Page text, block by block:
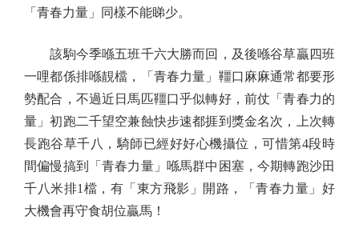
「青春力量」同樣不能睇少。
該駒今季喺五班千六大勝而回，及後喺谷草贏四班
一哩都係排喺靚檔，「青春力量」韁口麻麻通常都要形
勢配合，不過近日馬匹韁口乎似轉好，前仗「青春力的
量」初跑二千望空兼蝕快步速都捱到獎金名次，上次轉
長跑谷草千八，騎師已經好好心機攝位，可惜第4段時
間偏慢搞到「青春力量」喺馬群中困塞，今期轉跑沙田
千八米排1檔，有「東方飛影」開路，「青春力量」好
大機會再守食胡位贏馬！